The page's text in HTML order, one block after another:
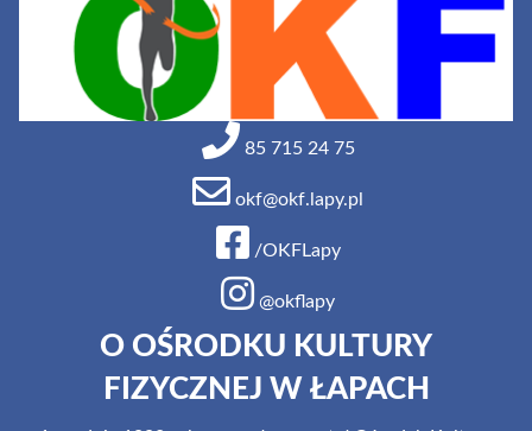
85 715 24 75
okf@okf.lapy.pl
/OKFLapy
@okflapy
O OŚRODKU KULTURY
FIZYCZNEJ W ŁAPACH